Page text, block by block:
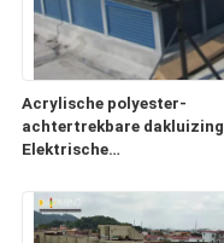
Acrylische polyester-
achtertrekbare dakluizing
Elektrische